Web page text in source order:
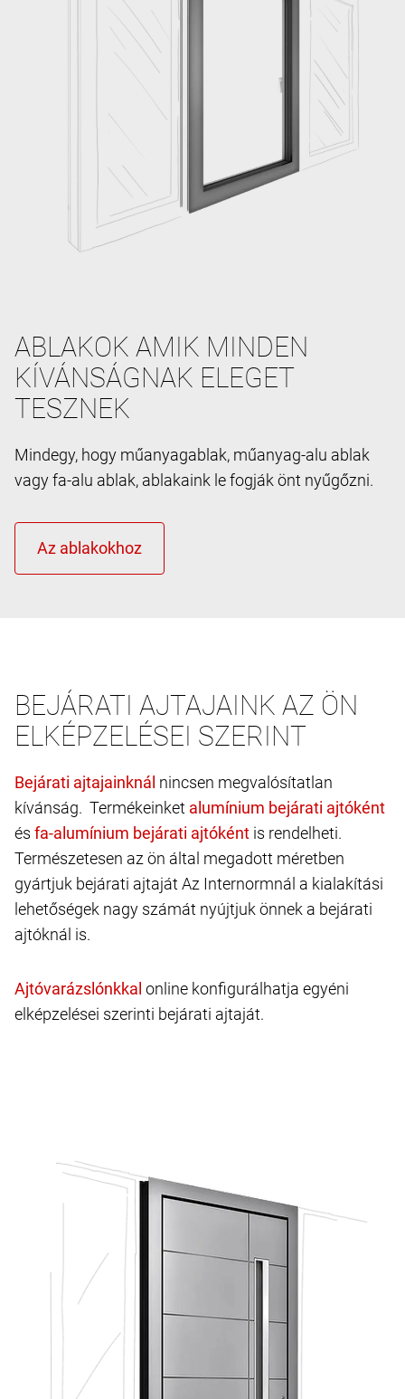
ABLAKOK AMIK MINDEN
KÍVÁNSÁGNAK ELEGET
TESZNEK
Mindegy, hogy műanyagablak, műanyag-alu ablak
vagy fa-alu ablak, ablakaink le fogják önt nyűgőzni.
BEJÁRATI AJTAJAINK AZ ÖN
ELKÉPZELÉSEI SZERINT
nincsen megvalósítatlan
kívánság. Termékeinket
és
is rendelheti.
Természetesen az ön által megadott méretben
gyártjuk bejárati ajtaját Az Internormnál a kialakítási
lehetőségek nagy számát nyújtjuk önnek a bejárati
ajtóknál is.
online konfigurálhatja egyéni
elképzelései szerinti bejárati ajtaját.